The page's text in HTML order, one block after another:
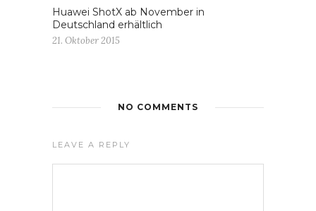
Huawei ShotX ab November in
Deutschland erhältlich
21. Oktober 2015
NO COMMENTS
LEAVE A REPLY